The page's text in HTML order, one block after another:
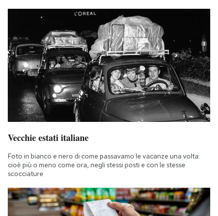
Vecchie estati italiane
Foto in bianco e nero di come passavamo le vacanze una volta:
cioè più o meno come ora, negli stessi posti e con le stesse
scocciature